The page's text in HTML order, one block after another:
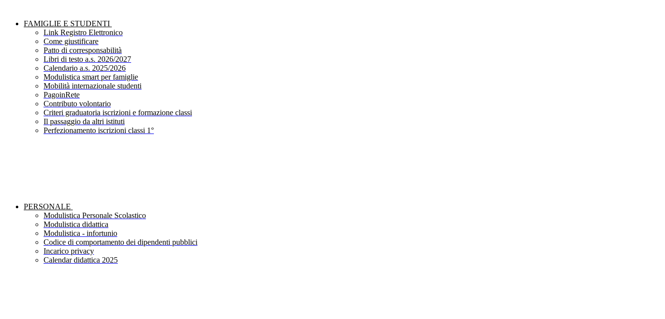
FAMIGLIE E STUDENTI
Link Registro Elettronico
Come giustificare
Patto di corresponsabilità
Libri di testo a.s. 2026/2027
Calendario a.s. 2025/2026
Modulistica smart per famiglie
Mobilità internazionale studenti
PagoinRete
Contributo volontario
Criteri graduatoria iscrizioni e formazione classi
Il passaggio da altri istituti
Perfezionamento iscrizioni classi 1°
PERSONALE
Modulistica Personale Scolastico
Modulistica didattica
Modulistica - infortunio
Codice di comportamento dei dipendenti pubblici
Incarico privacy
Calendar didattica 2025